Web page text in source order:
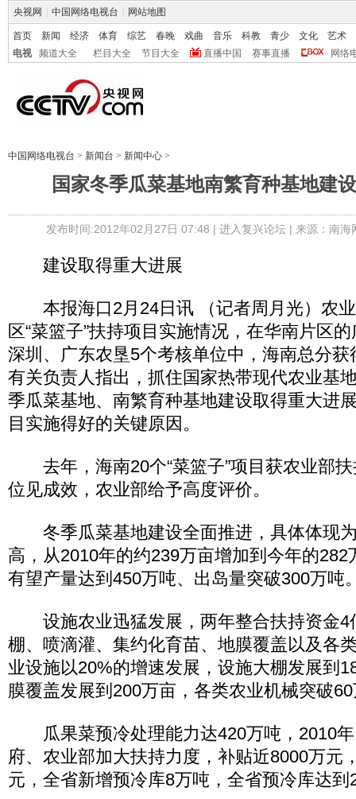
央视网 中国网络电视台 网站地图
首页 新闻 经济 体育 综艺 春晚 戏曲 音乐 科教 青少 文化
艺术
电视
频道大全 栏目大全 节目大全 直播中国 赛事直播 网络
中国网络电视台 > 新闻台 > 新闻中心 >
国家冬季瓜菜基地南繁育种基地建
发布时间:2012年02月27日 07:48 | 进入复兴论坛 | 来源：南
建设取得重大进展
本报海口2月24日讯 （记者周月光）农业
区“菜篮子”扶持项目实施情况，在华南片区
深圳、广东农垦5个考核单位中，海南总分
有关负责人指出，抓住国家热带现代农业基
季瓜菜基地、南繁育种基地建设取得重大进
目实施得好的关键原因。
去年，海南20个“菜篮子”项目获农业部扶
位见成效，农业部给予高度评价。
冬季瓜菜基地建设全面推进，具体体现
高，从2010年的约239万亩增加到今年的282
有望产量达到450万吨、出岛量突破300万吨
设施农业迅猛发展，两年整合扶持资金4
棚、喷滴灌、集约化育苗、地膜覆盖以及各
业设施以20%的增速发展，设施大棚发展到
膜覆盖发展到200万亩，各类农业机械突破
瓜果菜预冷处理能力达420万吨，2010年
府、农业部加大扶持力度，补贴近8000万元
元，全省新增预冷库8万吨，全省预冷库达到